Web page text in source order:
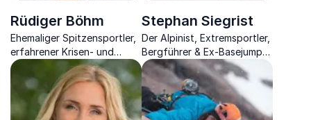
Rüdiger Böhm
Ehemaliger Spitzensportler,
erfahrener Krisen- und
Motivationsexperte, Autor
& Coach
Stephan Siegrist
Der Alpinist, Extremsportler,
Bergführer & Ex-Basejumper
weiss was es bedeutet,
Risiko einzugehen und
daraus Stärke zu ziehen